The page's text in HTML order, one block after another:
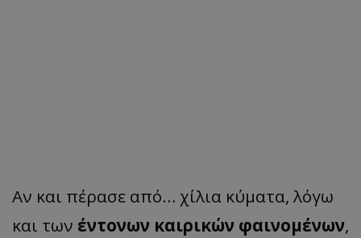
Αν και πέρασε από… χίλια κύματα, λόγω
και των έντονων καιρικών φαινομένων,